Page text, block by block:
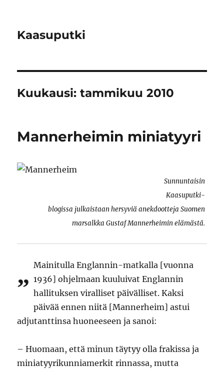
Kaasuputki
Kuukausi:tammikuu 2010
Mannerheimin miniatyyri
Sunnuntaisin
Kaasuputki-
blogissa julkaistaan hersyviä anekdootteja Suomen
marsalkka Gustaf Mannerheimin elämästä.
”
Mainitulla Englannin-matkalla [vuonna
1936] ohjelmaan kuuluivat Englannin
hallituksen viralliset päivälliset. Kaksi
päivää ennen niitä [Mannerheim] astui
adjutanttinsa huoneeseen ja sanoi:
– Huomaan, että minun täytyy olla frakissa ja
miniatyyrikunniamerkit rinnassa, mutta